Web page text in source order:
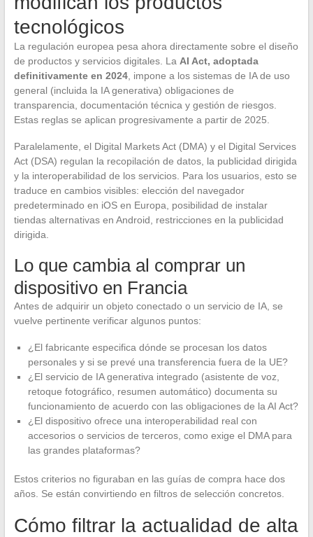
tecnológicos
La regulación europea pesa ahora directamente sobre el diseño
de productos y servicios digitales. La AI Act, adoptada
definitivamente en 2024, impone a los sistemas de IA de uso
general (incluida la IA generativa) obligaciones de
transparencia, documentación técnica y gestión de riesgos.
Estas reglas se aplican progresivamente a partir de 2025.
Paralelamente, el Digital Markets Act (DMA) y el Digital Services
Act (DSA) regulan la recopilación de datos, la publicidad dirigida
y la interoperabilidad de los servicios. Para los usuarios, esto se
traduce en cambios visibles: elección del navegador
predeterminado en iOS en Europa, posibilidad de instalar
tiendas alternativas en Android, restricciones en la publicidad
dirigida.
Lo que cambia al comprar un
dispositivo en Francia
Antes de adquirir un objeto conectado o un servicio de IA, se
vuelve pertinente verificar algunos puntos:
¿El fabricante especifica dónde se procesan los datos
personales y si se prevé una transferencia fuera de la UE?
¿El servicio de IA generativa integrado (asistente de voz,
retoque fotográfico, resumen automático) documenta su
funcionamiento de acuerdo con las obligaciones de la AI Act?
¿El dispositivo ofrece una interoperabilidad real con
accesorios o servicios de terceros, como exige el DMA para
las grandes plataformas?
Estos criterios no figuraban en las guías de compra hace dos
años. Se están convirtiendo en filtros de selección concretos.
Cómo filtrar la actualidad de alta